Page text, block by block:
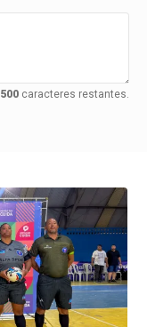
500caracteres restantes.